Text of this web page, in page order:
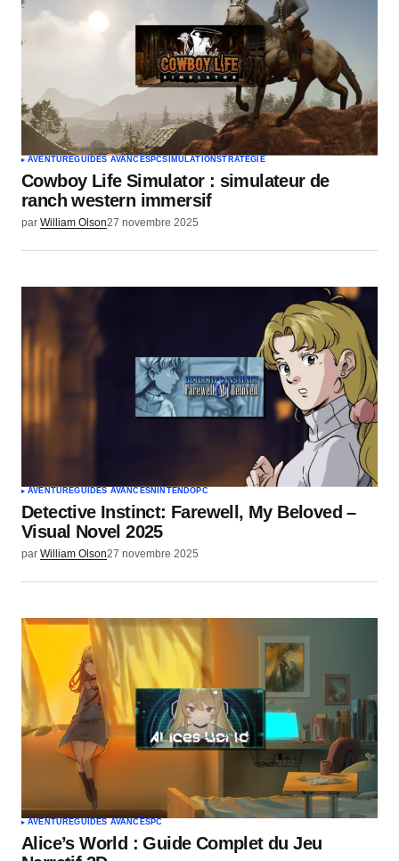
AVENTUREGUIDES AVANCÉSPCSIMULATIONSTRATÉGIE
Cowboy Life Simulator : simulateur de
ranch western immersif
par William Olson27 novembre 2025
AVENTUREGUIDES AVANCÉSNINTENDO PC
Detective Instinct: Farewell, My Beloved –
Visual Novel 2025
par William Olson27 novembre 2025
AVENTUREGUIDES AVANCÉSPC
Alice’s World : Guide Complet du Jeu